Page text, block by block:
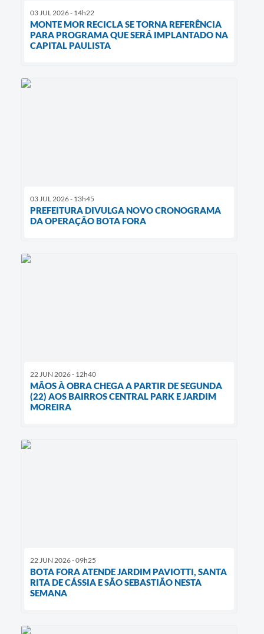
03 JUL 2026 - 14h22
MONTE MOR RECICLA SE TORNA REFERÊNCIA
PARA PROGRAMA QUE SERÁ IMPLANTADO NA
CAPITAL PAULISTA
03 JUL 2026 - 13h45
PREFEITURA DIVULGA NOVO CRONOGRAMA
DA OPERAÇÃO BOTA FORA
22 JUN 2026 - 12h40
MÃOS À OBRA CHEGA A PARTIR DE SEGUNDA
(22) AOS BAIRROS CENTRAL PARK E JARDIM
MOREIRA
22 JUN 2026 - 09h25
BOTA FORA ATENDE JARDIM PAVIOTTI, SANTA
RITA DE CÁSSIA E SÃO SEBASTIÃO NESTA
SEMANA